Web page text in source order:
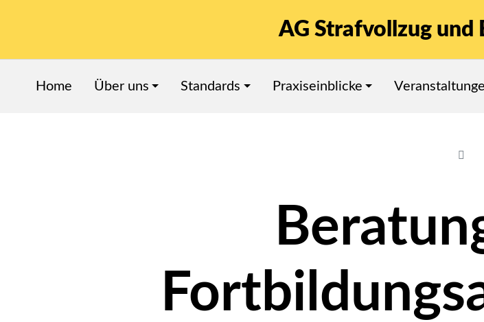
AG Strafvollzug und
Home Über uns Standards Praxiseinblicke